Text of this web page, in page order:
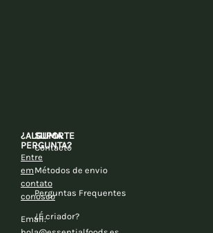
¿ALGUMA
PERGUNTA?
Entre
em
contato
conosco
Email:
SUPORTE
Contacto
Métodos de envio
Perguntas Frequentes
¿É criador?